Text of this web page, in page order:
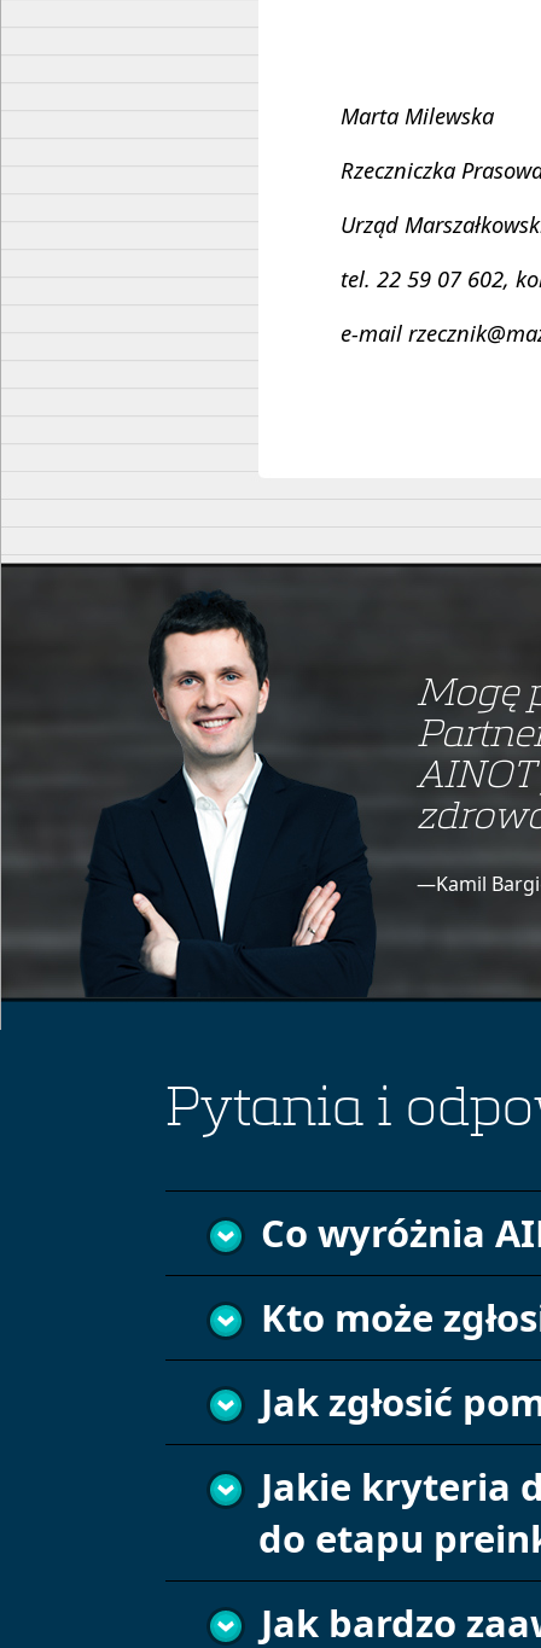
Marta Milewska
Rzeczniczka
Urząd
tel. 22 59 07 602,
e-mail
Mogę
—Kamil
Pytania i
Co wyróżnia
Kto może
Jak zgłosić
Jakie kryteria
do etapu
Jak bardzo